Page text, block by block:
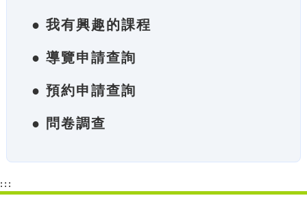
● 我有興趣的課程
● 導覽申請查詢
● 預約申請查詢
● 問卷調查
:::